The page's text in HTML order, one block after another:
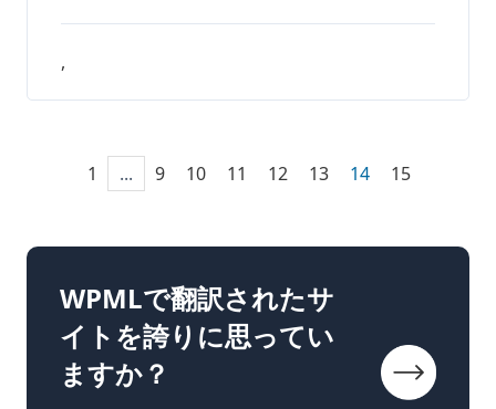
,
1 ... 9 10 11 12 13 14 15
WPMLで翻訳されたサ
イトを誇りに思ってい
ますか？